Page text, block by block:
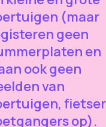
(maar
geen
en
ook geen
van
op).